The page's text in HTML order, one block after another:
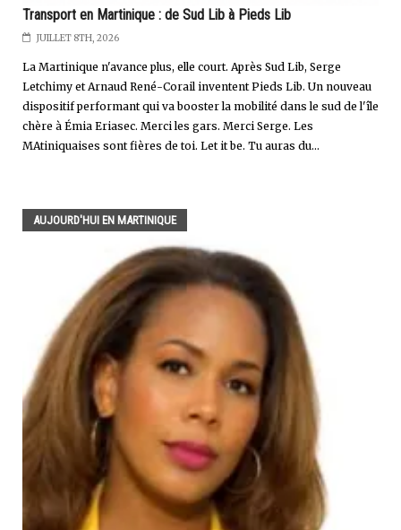
Transport en Martinique : de Sud Lib à Pieds Lib
JUILLET 8TH, 2026
La Martinique n'avance plus, elle court. Après Sud Lib, Serge
Letchimy et Arnaud René-Corail inventent Pieds Lib. Un nouveau
dispositif performant qui va booster la mobilité dans le sud de l'île
chère à Émia Eriasec. Merci les gars. Merci Serge. Les
MAtiniquaises sont fières de toi. Let it be. Tu auras du...
AUJOURD'HUI EN MARTINIQUE